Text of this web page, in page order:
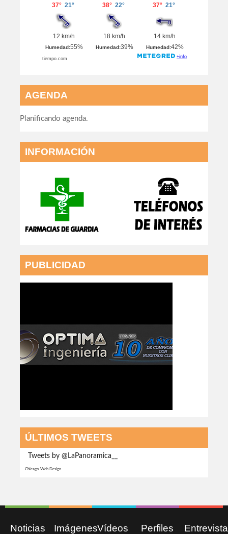
AGENDA
Planificando agenda.
INFORMACIÓN
PUBLICIDAD
ÚLTIMOS TWEETS
Tweets by @LaPanoramica__
Chicago Web Design
Noticias ImágenesVídeos Perfiles